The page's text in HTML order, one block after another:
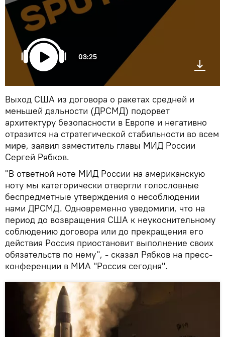
03:25
Выход США из договора о ракетах средней и
меньшей дальности (ДРСМД) подорвет
архитектуру безопасности в Европе и негативно
отразится на стратегической стабильности во всем
мире, заявил заместитель главы МИД России
Сергей Рябков.
"В ответной ноте МИД России на американскую
ноту мы категорически отвергли голословные
беспредметные утверждения о несоблюдении
нами ДРСМД. Одновременно уведомили, что на
период до возвращения США к неукоснительному
соблюдению договора или до прекращения его
действия Россия приостановит выполнение своих
обязательств по нему", - сказал Рябков на пресс-
конференции в МИА "Россия сегодня".